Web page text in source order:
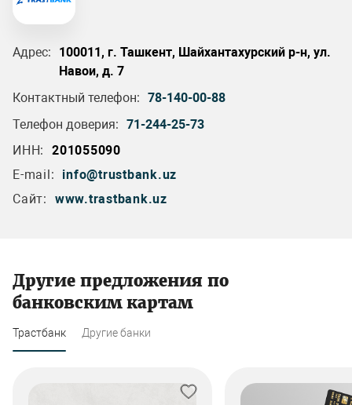
Адрес:
100011, г. Ташкент, Шайхантахурский р-н, ул.
Навои, д. 7
Контактный телефон: 78-140-00-88
Телефон доверия: 71-244-25-73
ИНН:
201055090
E-mail:
info@trustbank.uz
Сайт:
www.trastbank.uz
Другие предложения по
банковским картам
Трастбанк Другие банки